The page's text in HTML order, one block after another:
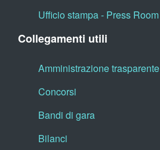
Ufficio stampa - Press Room
Collegamenti utili
Amministrazione trasparente
Concorsi
Bandi di gara
Bilanci